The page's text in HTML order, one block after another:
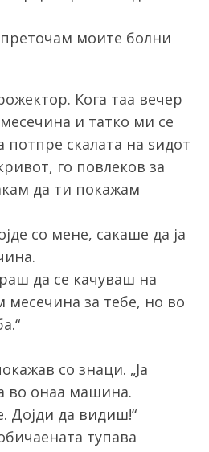
моите болни
Кога таа вечер
и татко ми се
потпре скалата на ѕидот
го повлеков за
да ти покажам
со мене, сакаше да ја
да се качуваш на
месечина за тебе, но во
со знаци. „Ја
во онаа машина.
Дојди да видиш!“
тупава